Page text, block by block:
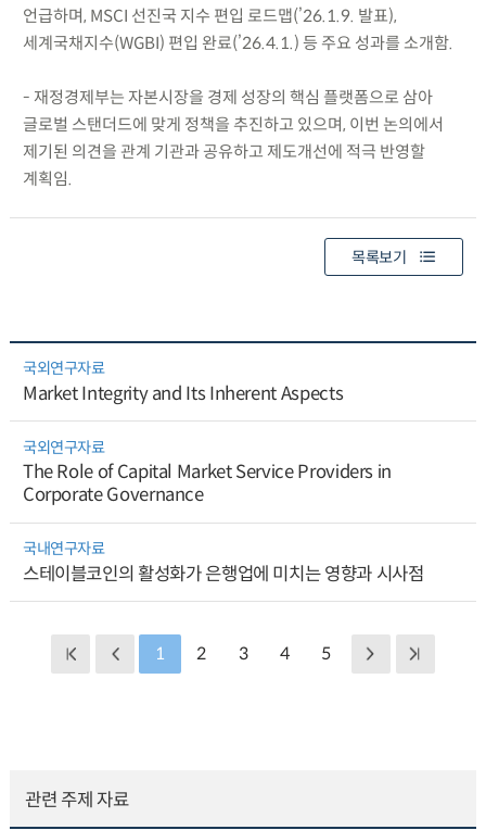
언급하며, MSCI 선진국 지수 편입 로드맵(’26.1.9. 발표),
세계국채지수(WGBI) 편입 완료(’26.4.1.) 등 주요 성과를 소개함.
- 재정경제부는 자본시장을 경제 성장의 핵심 플랫폼으로 삼아
글로벌 스탠더드에 맞게 정책을 추진하고 있으며, 이번 논의에서
제기된 의견을 관계 기관과 공유하고 제도개선에 적극 반영할
계획임.
목록보기
국외연구자료
Market Integrity and Its Inherent Aspects
국외연구자료
The Role of Capital Market Service Providers in
Corporate Governance
국내연구자료
스테이블코인의 활성화가 은행업에 미치는 영향과 시사점
1 2 3 4 5
관련 주제 자료